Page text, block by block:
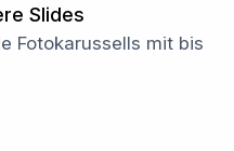
Slides
Fotokarussells mit bis